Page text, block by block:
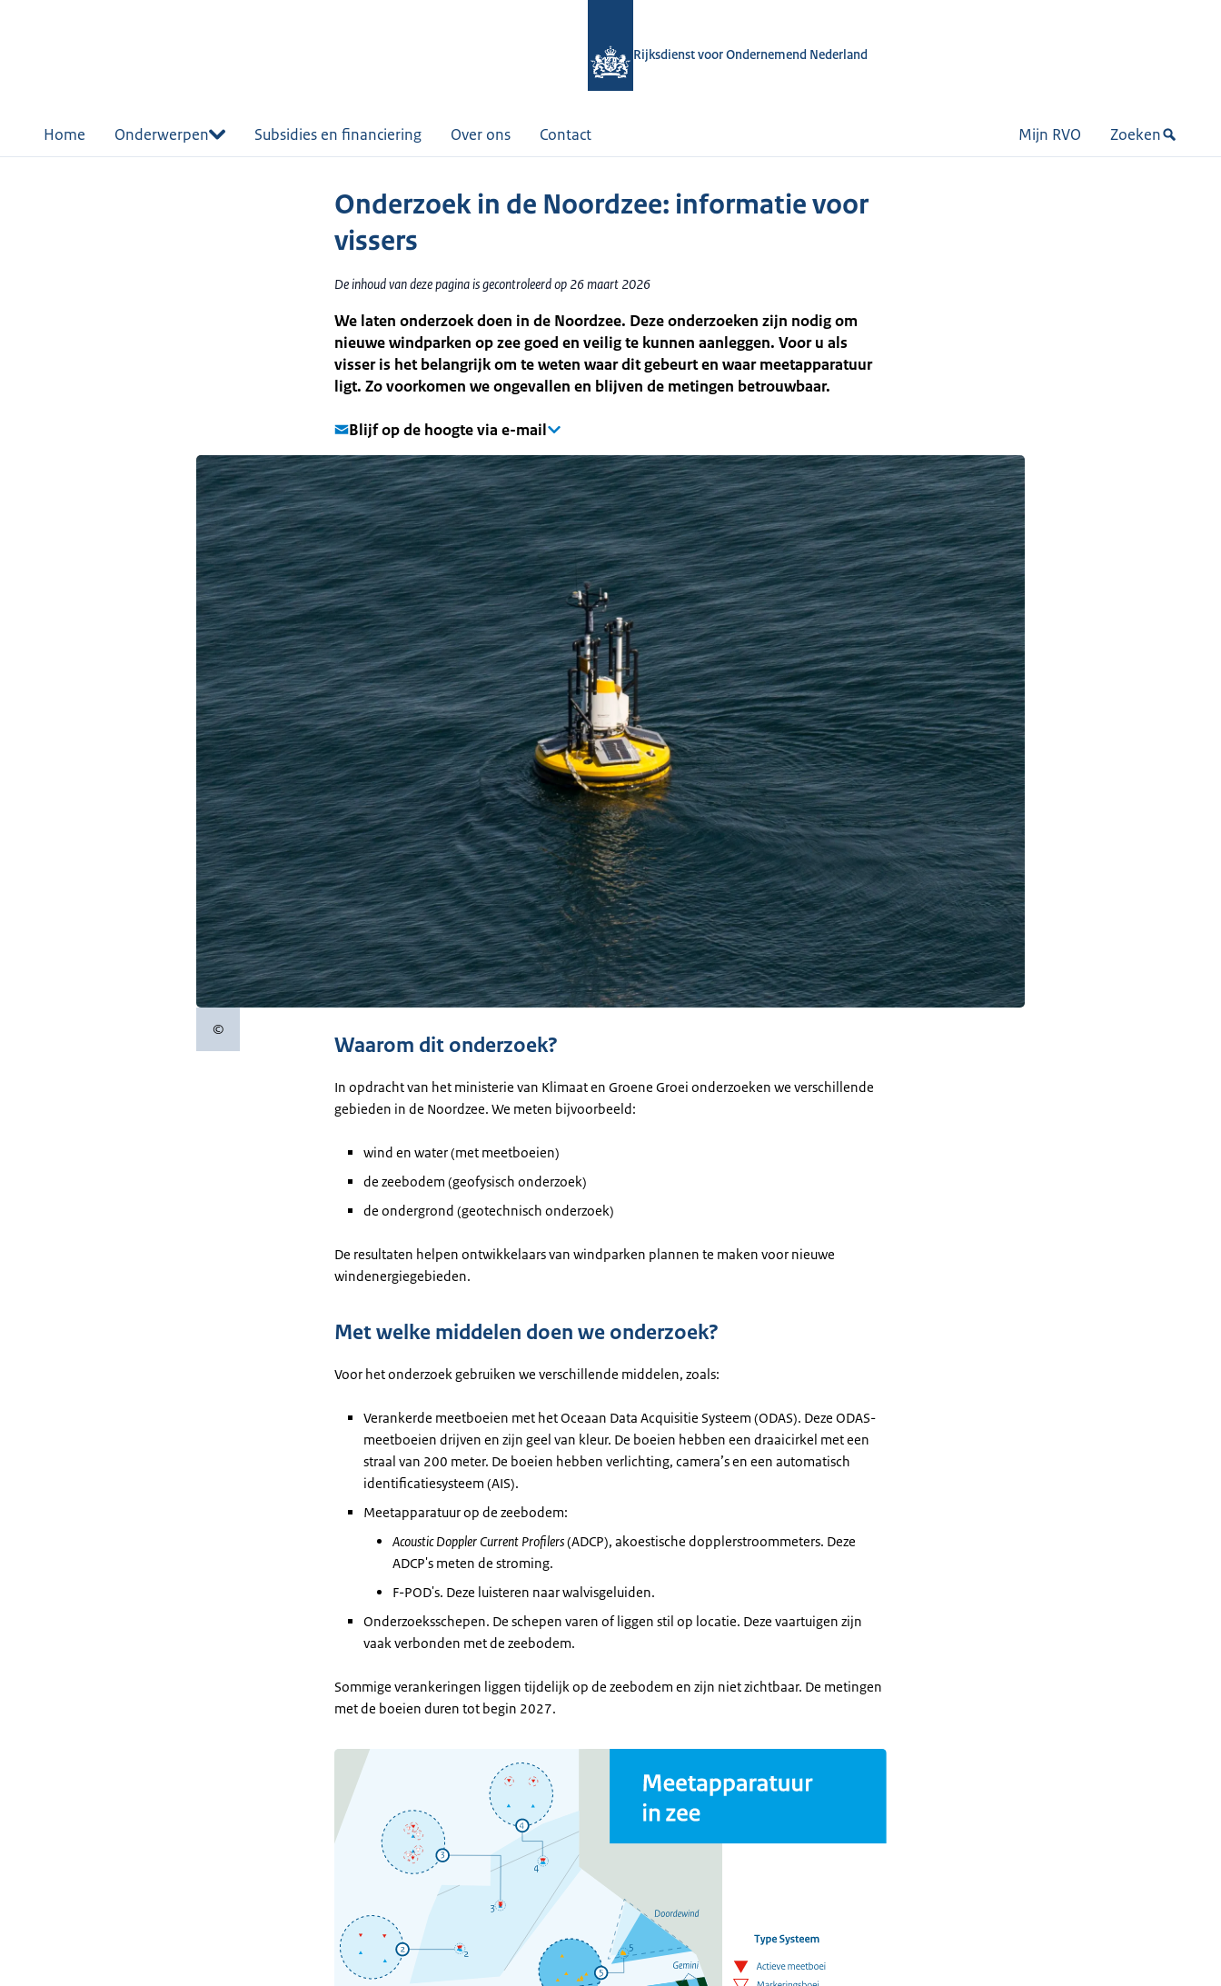
Rijksdienst voor Ondernemend Nederland
Home Onderwerpen Subsidies en financiering Over ons Contact Mijn RVO Zoeken
Onderzoek in de Noordzee: informatie voor
vissers
De inhoud van deze pagina is gecontroleerd op 26 maart 2026
We laten onderzoek doen in de Noordzee. Deze onderzoeken zijn nodig om
nieuwe windparken op zee goed en veilig te kunnen aanleggen. Voor u als
visser is het belangrijk om te weten waar dit gebeurt en waar meetapparatuur
ligt. Zo voorkomen we ongevallen en blijven de metingen betrouwbaar.
Blijf op de hoogte via e-mail
©CopyrightinformatieWaarom dit onderzoek?
In opdracht van het ministerie van Klimaat en Groene Groei onderzoeken we verschillende
gebieden in de Noordzee. We meten bijvoorbeeld:
wind en water (met meetboeien)
de zeebodem (geofysisch onderzoek)
de ondergrond (geotechnisch onderzoek)
De resultaten helpen ontwikkelaars van windparken plannen te maken voor nieuwe
windenergiegebieden.
Met welke middelen doen we onderzoek?
Voor het onderzoek gebruiken we verschillende middelen, zoals:
Verankerde meetboeien met het Oceaan Data Acquisitie Systeem (ODAS). Deze ODAS-
meetboeien drijven en zijn geel van kleur. De boeien hebben een draaicirkel met een
straal van 200 meter. De boeien hebben verlichting, camera’s en een automatisch
identificatiesysteem (AIS).
Meetapparatuur op de zeebodem:
Acoustic Doppler Current Profilers(ADCP), akoestische dopplerstroommeters. Deze
ADCP's meten de stroming.
F-POD's. Deze luisteren naar walvisgeluiden.
Onderzoeksschepen. De schepen varen of liggen stil op locatie. Deze vaartuigen zijn
vaak verbonden met de zeebodem.
Sommige verankeringen liggen tijdelijk op de zeebodem en zijn niet zichtbaar. De metingen
met de boeien duren tot begin 2027.